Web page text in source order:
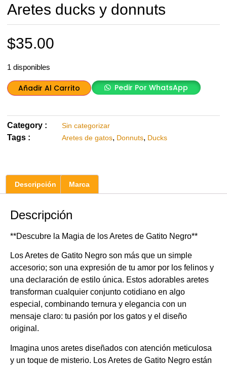
Aretes ducks y donnuts
$35.00
1 disponibles
Añadir Al Carrito Pedir Por WhatsApp
Category : Sin categorizar
Tags : Aretes de gatos, Donnuts, Ducks
Descripción Marca
Descripción
**Descubre la Magia de los Aretes de Gatito Negro**
Los Aretes de Gatito Negro son más que un simple
accesorio; son una expresión de tu amor por los felinos y
una declaración de estilo única. Estos adorables aretes
transforman cualquier conjunto cotidiano en algo
especial, combinando ternura y elegancia con un
mensaje claro: tu pasión por los gatos y el diseño
original.
Imagina unos aretes diseñados con atención meticulosa
y un toque de misterio. Los Aretes de Gatito Negro están